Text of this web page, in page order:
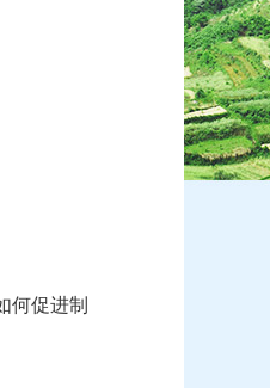
何促进制